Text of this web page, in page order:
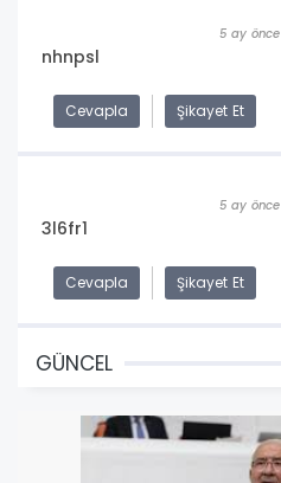
5 ay önce
nhnpsl
Cevapla Şikayet Et
5 ay önce
3l6fr1
Cevapla Şikayet Et
GÜNCEL